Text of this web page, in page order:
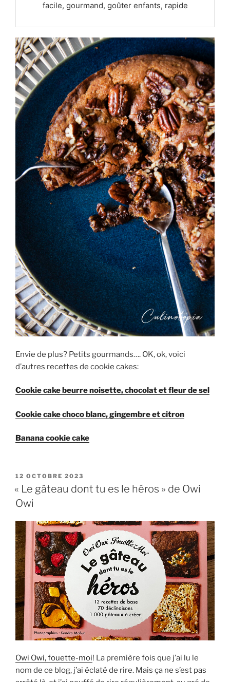
facile, gourmand, goûter enfants, rapide
Envie de plus? Petits gourmands…. OK, ok, voici
d’autres recettes de cookie cakes:
Cookie cake beurre noisette, chocolat et fleur de sel
Cookie cake choco blanc, gingembre et citron
Banana cookie cake
PUBLIÉ
LE
12 OCTOBRE 2023
« Le gâteau dont tu es le héros » de Owi
Owi
Owi Owi, fouette-moi! La première fois que j’ai lu le
nom de ce blog, j’ai éclaté de rire. Mais ça ne s’est pas